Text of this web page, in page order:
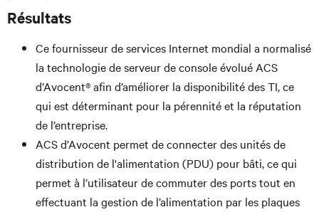
Résultats
Ce fournisseur de services Internet mondial a normalisé
la technologie de serveur de console évolué ACS
d’Avocent® afin d’améliorer la disponibilité des TI, ce
qui est déterminant pour la pérennité et la réputation
de l’entreprise.
ACS d’Avocent permet de connecter des unités de
distribution de l'alimentation (PDU) pour bâti, ce qui
permet à l’utilisateur de commuter des ports tout en
effectuant la gestion de l’alimentation par les plaques